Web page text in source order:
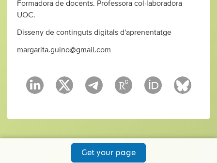
Formadora de docents. Professora col·laboradora
UOC.
Disseny de continguts digitals d'aprenentatge
margarita.guino@gmail.com
Get your page